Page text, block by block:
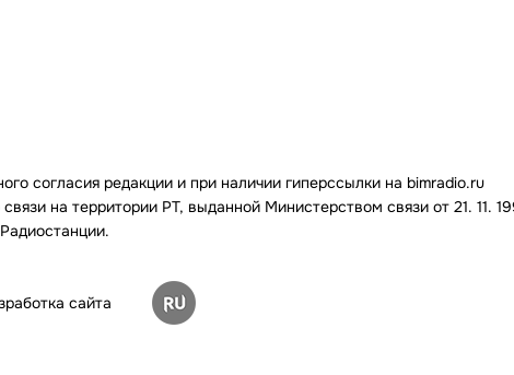
согласия редакции и при наличии гиперссылки на bimradio.ru
на территории РТ, выданной Министерством связи от 21. 11.
сайта